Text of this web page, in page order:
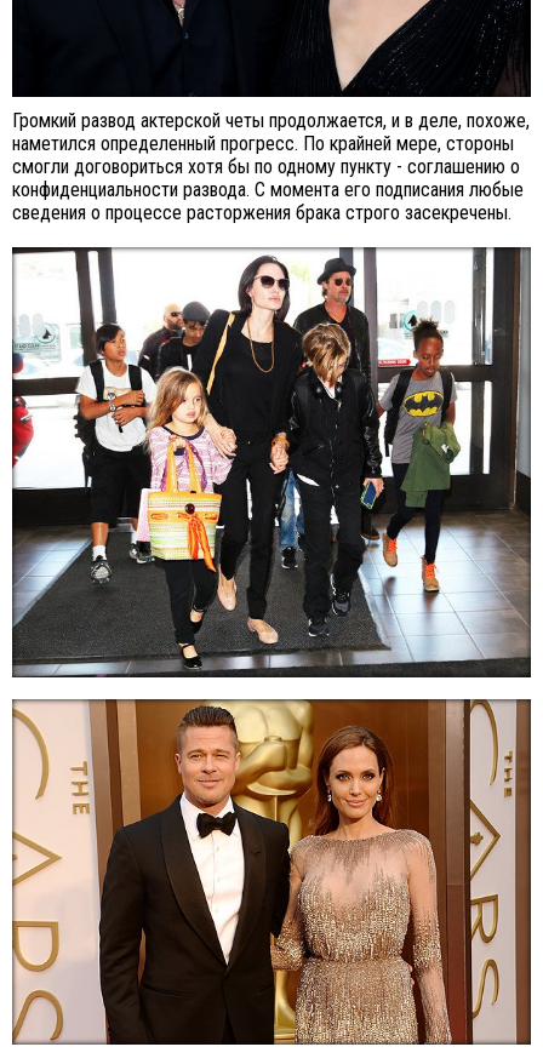
Громкий развод актерской четы продолжается, и в деле, похоже,
наметился определенный прогресс. По крайней мере, стороны
смогли договориться хотя бы по одному пункту - соглашению о
конфиденциальности развода. С момента его подписания любые
сведения о процессе расторжения брака строго засекречены.